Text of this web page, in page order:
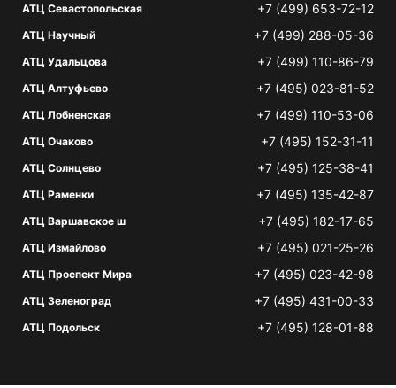
АТЦ Севастопольская +7 (499) 653-72-12
АТЦ Научный +7 (499) 288-05-36
АТЦ Удальцова +7 (499) 110-86-79
АТЦ Алтуфьево +7 (495) 023-81-52
АТЦ Лобненская +7 (499) 110-53-06
АТЦ Очаково +7 (495) 152-31-11
АТЦ Солнцево +7 (495) 125-38-41
АТЦ Раменки +7 (495) 135-42-87
АТЦ Варшавское ш +7 (495) 182-17-65
АТЦ Измайлово +7 (495) 021-25-26
АТЦ Проспект Мира +7 (495) 023-42-98
АТЦ Зеленоград +7 (495) 431-00-33
АТЦ Подольск +7 (495) 128-01-88